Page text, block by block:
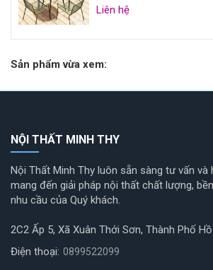
Liên hệ
Sản phẩm vừa xem:
NỘI THẤT MINH THY
Nội Thất Minh Thy luôn sẵn sàng tư vấn và
mang đến giải pháp nội thất chất lượng,
nhu cầu của Quý khách.
2C2 Ấp 5, Xã Xuân Thới Sơn, Thành Phố
Điện thoại: 0899522099